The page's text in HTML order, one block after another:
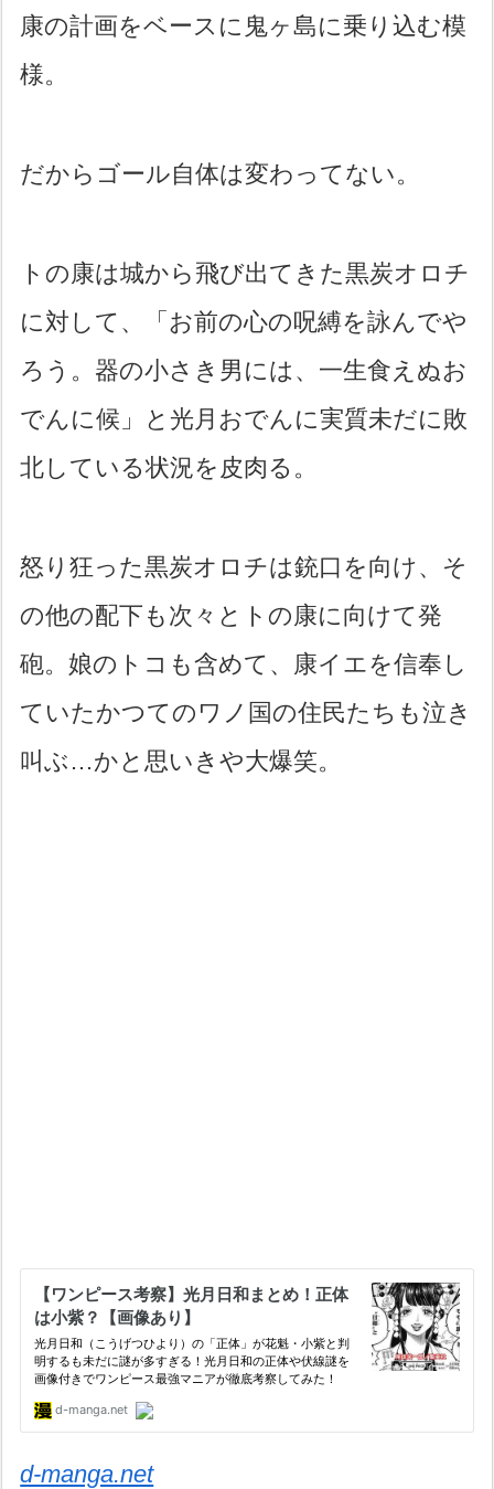
康の計画をベースに鬼ヶ島に乗り込む模
様。
だからゴール自体は変わってない。
トの康は城から飛び出てきた黒炭オロチ
に対して、「お前の心の呪縛を詠んでや
ろう。器の小さき男には、一生食えぬお
でんに候」と光月おでんに実質未だに敗
北している状況を皮肉る。
怒り狂った黒炭オロチは銃口を向け、そ
の他の配下も次々とトの康に向けて発
砲。娘のトコも含めて、康イエを信奉し
ていたかつてのワノ国の住民たちも泣き
叫ぶ…かと思いきや大爆笑。
d-manga.net